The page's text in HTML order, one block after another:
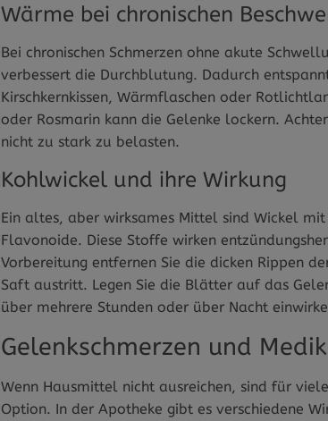
Wärme bei chronischen
Bei chronischen Schmerzen ohne akute
verbessert die Durchblutung. Dadurch
Kirschkernkissen, Wärmflaschen oder
oder Rosmarin kann die Gelenke lockern.
nicht zu stark zu belasten.
Kohlwickel und ihre Wirkung
Ein altes, aber wirksames Mittel sind Wickel
Flavonoide. Diese Stoffe wirken
Vorbereitung entfernen Sie die dicken Rippen
Saft austritt. Legen Sie die Blätter auf das
über mehrere Stunden oder über Nacht
Gelenkschmerzen und
Wenn Hausmittel nicht ausreichen, sind für
Option. In der Apotheke gibt es verschiedene